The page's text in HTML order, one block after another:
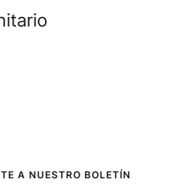
A NUESTRO BOLETÍN